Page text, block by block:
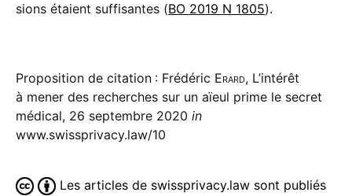
sions étaient suffi­santes (BO 2019 N 1805).
Proposition de citation : Frédéric Erard, L’intérêt
à mener des recherches sur un aïeul prime le secret
médical, 26 septembre 2020 in
www.swissprivacy.law/10
Les articles de swissprivacy.law sont publiés